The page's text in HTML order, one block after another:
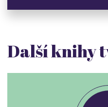
Další knihy